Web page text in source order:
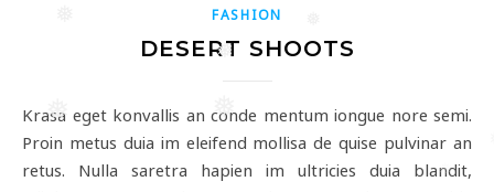
❅
❅
❅
❅
FASHION
DESERT SHOOTS
Krasa eget konvallis an conde mentum iongue nore semi.
Proin metus duia im eleifend mollisa de quise pulvinar an
retus. Nulla saretra hapien im ultricies duia blandit,